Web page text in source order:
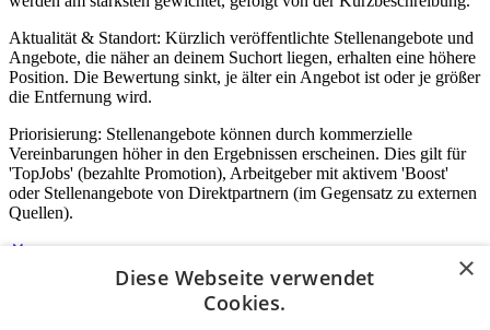
Aktualität & Standort: Kürzlich veröffentlichte Stellenangebote und
Angebote, die näher an deinem Suchort liegen, erhalten eine höhere
Position. Die Bewertung sinkt, je älter ein Angebot ist oder je größer
die Entfernung wird.
Priorisierung: Stellenangebote können durch kommerzielle
Vereinbarungen höher in den Ergebnissen erscheinen. Dies gilt für
'TopJobs' (bezahlte Promotion), Arbeitgeber mit aktivem 'Boost'
oder Stellenangebote von Direktpartnern (im Gegensatz zu externen
Quellen).
Login für Unternehmen
×
Diese Webseite verwendet
Cookies.